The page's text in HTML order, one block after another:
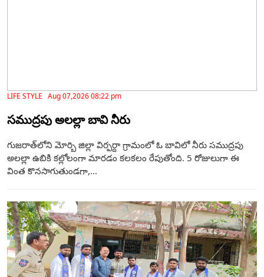
LIFE STYLE Aug 07,2026 08:22 pm
సముద్రపు అలల్లా బావి నీరు
గుజరాత్‌లోని మోర్బి జిల్లా విర్పర్దా గ్రామంలో ఓ బావిలో నీరు సముద్రపు
అలల్లా ఉబికి కల్లోలంగా మారడం కలకలం రేపుతోంది. 5 రోజులుగా ఈ
వింత కొనసాగుతుండగా,...